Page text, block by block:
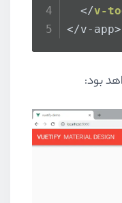
</v-
</v-app>
بود: